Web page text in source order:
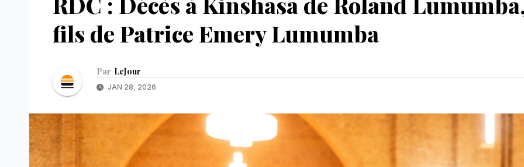
fils de Patrice Emery Lumumba
Par LeJour
JAN 28, 2026